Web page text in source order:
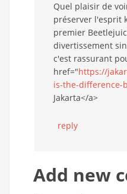
Quel plaisir de
préserver l'esprit
premier
divertissement
c'est rassurant
href="https://
is-the-difference-
Jakarta</a>
reply
Add new